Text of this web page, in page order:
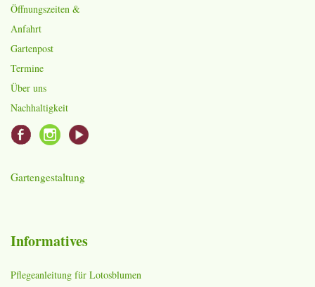
Öffnungszeiten &
Anfahrt
Gartenpost
Termine
Über uns
Nachhaltigkeit
Gartengestaltung
Informatives
Pflegeanleitung für Lotosblumen